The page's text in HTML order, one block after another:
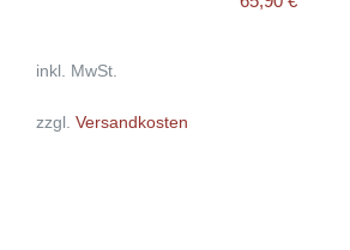
inkl. MwSt.
zzgl. Versandkosten